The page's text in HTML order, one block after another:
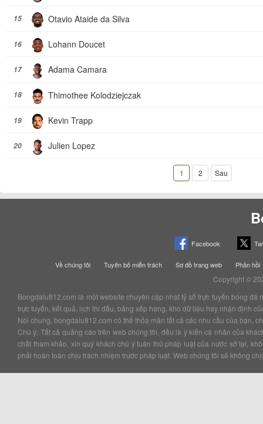
15 Otavio Ataide da Silva
16 Lohann Doucet
17 Adama Camara
18 Thimothee Kolodziejczak
19 Kevin Trapp
20 Julien Lopez
1 2 Sau
Facebook
Về chúng tôi Tuyên bố miễn trách Sơ đồ trang web Phản hồi
Copyright ©
Bongdalu812.com là một website chuyên cập nhật tỷ số trực tuyến bóng
trực tuyến, kết quả, lịch thi đấu, bảng xếp hạng, kho dữ liệu hay nhận định
Nói chung, bongdalu812.com có thể thỏa mãn tất cả các nhu cầu của bạn,
Chú ý: Tất cả quảng cáo trên web chúng tôi, đều là ý kiến cá nhân của
chất tham khảo, xin quý khách chú ý tuân thủ pháp luật của nước sở tại,
phải hoàn toàn chịu trách nhiệm trước pháp luật. Web chúng tôi sẽ không